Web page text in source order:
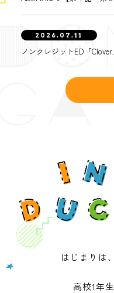
2026.07.11
ノンクレジットED「
はじまり
高校1年